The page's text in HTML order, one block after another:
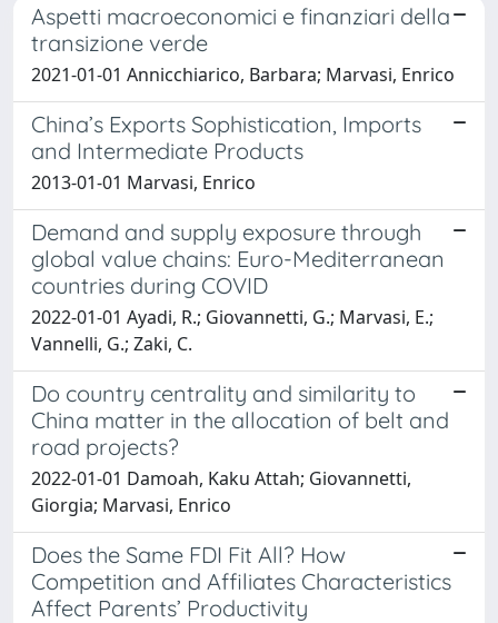
Aspetti macroeconomici e finanziari della
transizione verde
2021-01-01 Annicchiarico, Barbara; Marvasi, Enrico
China’s Exports Sophistication, Imports
and Intermediate Products
2013-01-01 Marvasi, Enrico
Demand and supply exposure through
global value chains: Euro-Mediterranean
countries during COVID
2022-01-01 Ayadi, R.; Giovannetti, G.; Marvasi, E.;
Vannelli, G.; Zaki, C.
Do country centrality and similarity to
China matter in the allocation of belt and
road projects?
2022-01-01 Damoah, Kaku Attah; Giovannetti,
Giorgia; Marvasi, Enrico
Does the Same FDI Fit All? How
Competition and Affiliates Characteristics
Affect Parents’ Productivity